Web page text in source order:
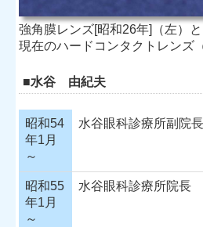
プライバシーポリシー
強角膜レンズ[昭和26年]（左）と
現在のハードコンタクトレンズ
■水谷 由紀夫
昭和54
年1月
～
水谷眼科診療所副院長
昭和55
年1月
～
水谷眼科診療所院長